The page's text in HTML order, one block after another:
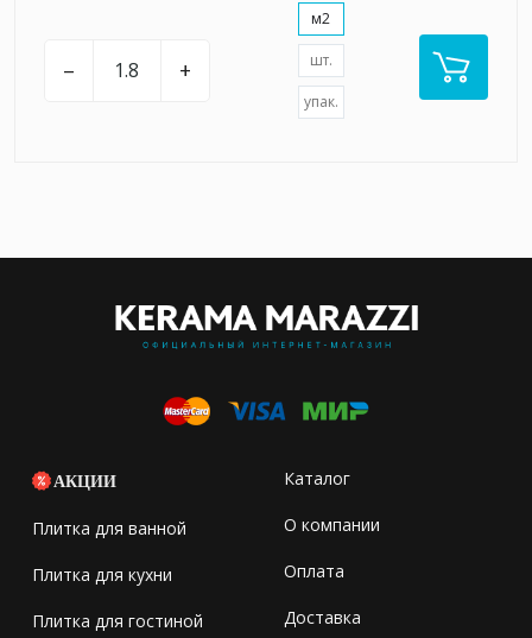
– +
м2
шт.
упак.
АКЦИИ
Плитка для ванной
Плитка для кухни
Плитка для гостиной
Каталог
О компании
Оплата
Доставка